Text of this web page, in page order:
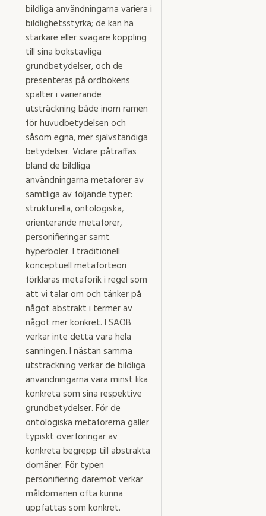
bildliga användningarna variera i
bildlighetsstyrka; de kan ha
starkare eller svagare koppling
till sina bokstavliga
grundbetydelser, och de
presenteras på ordbokens
spalter i varierande
utsträckning både inom ramen
för huvudbetydelsen och
såsom egna, mer självständiga
betydelser. Vidare påträffas
bland de bildliga
användningarna metaforer av
samtliga av följande typer:
strukturella, ontologiska,
orienterande metaforer,
personifieringar samt
hyperboler. I traditionell
konceptuell metaforteori
förklaras metaforik i regel som
att vi talar om och tänker på
något abstrakt i termer av
något mer konkret. I SAOB
verkar inte detta vara hela
sanningen. I nästan samma
utsträckning verkar de bildliga
användningarna vara minst lika
konkreta som sina respektive
grundbetydelser. För de
ontologiska metaforerna gäller
typiskt överföringar av
konkreta begrepp till abstrakta
domäner. För typen
personifiering däremot verkar
måldomänen ofta kunna
uppfattas som konkret.